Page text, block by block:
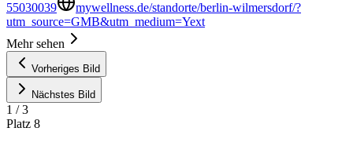
55030039
mywellness.de/standorte/berlin-wilmersdorf/?
utm_source=GMB&utm_medium=Yext
Mehr sehen
Vorheriges Bild
Nächstes Bild
1 /3
Platz 8